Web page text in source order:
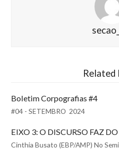
Related
Boletim Corpografias #4
#04 - SETEMBRO 2024
EIXO 3: O DISCURSO FAZ
Cinthia Busato (EBP/AMP) No